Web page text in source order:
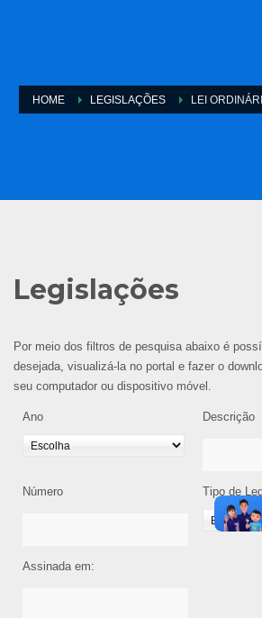
HOME LEGISLAÇÕES LEI
Legislações
Por meio dos filtros de pesquisa abaixo é
desejada, visualizá-la no portal e fazer o
seu computador ou dispositivo móvel.
Ano Descrição
Número Tipo de
Assinada em: